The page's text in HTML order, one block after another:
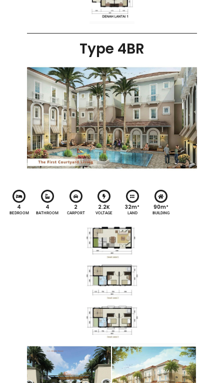
Type 4BR
4
BEDROOM
4
BATHROOM
2
CARPORT
2.2K
VOLTAGE
32m²
LAND
90m²
BUILDING